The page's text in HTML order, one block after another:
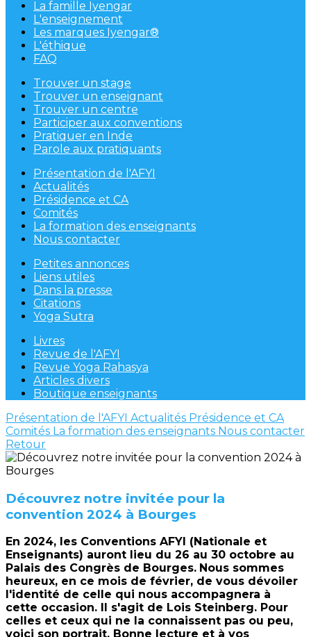
La famille Iyengar
L'enseignement
Les marques Iyengar®
L'éthique
FAQ
Trouver un stage
Trouver un enseignant
Trouver un centre
Participer aux conventions
Pratiquer en Inde
Parole aux pratiquants
Présentation de l'AFYI
Actualités
Présidence et CA
Comités
La formation des enseignants
Nous contacter
Petites annonces
Liens utiles
Dans la presse
Citations
Yoga Sutra
Livres
Revue de l'AFYI
Revue Yoga Rahasya
Articles divers
Boutique enseignants
Présentation de l'AFYI Actualités Présidence et CA
Comités La formation des enseignants Nous contacter
Retour
Découvrez notre invitée pour la
convention 2024 à Bourges
En 2024, les Conventions AFYI (Nationale et
Enseignants) auront lieu du 26 au 30 octobre au
Palais des Congrès de Bourges. Nous sommes
heureux, en ce mois de février, de vous dévoiler
l'identité de celle qui nous accompagnera à
cette occasion. Il s'agit de Lois Steinberg. Pour
celles et ceux qui ne la connaissent pas ou peu,
voici son portrait. Bonne lecture et à vos